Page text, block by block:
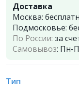
Доставка
Москва:
Подмосковье:
По России: за
Самовывоз: Пн-
Тип